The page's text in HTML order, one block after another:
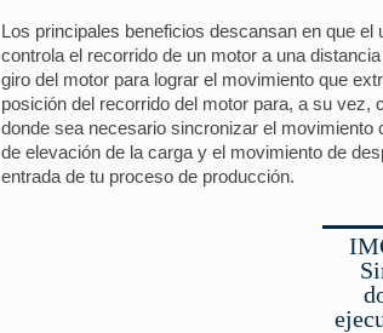
Los principales beneficios descansan en que
controla el recorrido de un motor a una
giro del motor para lograr el movimiento que
posición del recorrido del motor para, a su
donde sea necesario sincronizar el movimiento
de elevación de la carga y el movimiento de
entrada de tu proceso de producción.